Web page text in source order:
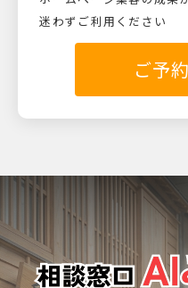
迷わずご利用ください
ご予